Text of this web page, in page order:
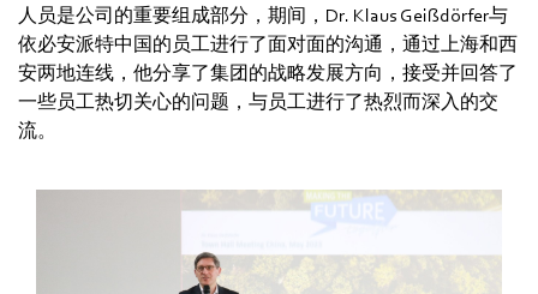
人员是公司的重要组成部分，期间，Dr. Klaus Geißdörfer与
依必安派特中国的员工进行了面对面的沟通，通过上海和西
安两地连线，他分享了集团的战略发展方向，接受并回答了
一些员工热切关心的问题，与员工进行了热烈而深入的交
流。